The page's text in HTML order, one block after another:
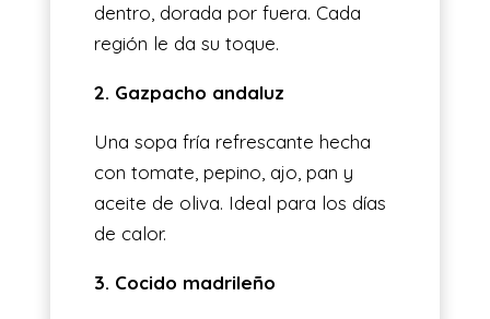
dentro, dorada por fuera. Cada
región le da su toque.
2. Gazpacho andaluz
Una sopa fría refrescante hecha
con tomate, pepino, ajo, pan y
aceite de oliva. Ideal para los días
de calor.
3. Cocido madrileño